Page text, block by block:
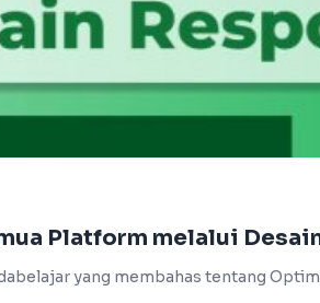
Platform melalui
yang membahas tentang